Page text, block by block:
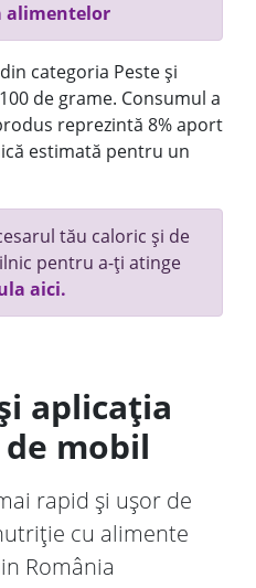
alimentelor
categoria Peste și
de grame. Consumul a
reprezintă 8% aport
estimată pentru un
tău caloric și de
pentru a-ți atinge
aici.
aplicația
mobil
rapid și ușor de
cu alimente
România